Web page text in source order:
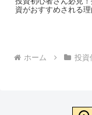
資がおすすめされる
ホーム 投資